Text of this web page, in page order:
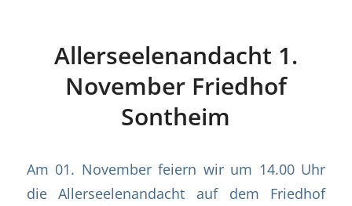
Allerseelenandacht 1.
November Friedhof
Sontheim
Am 01. November feiern wir um 14.00 Uhr
die Allerseelenandacht auf dem Friedhof